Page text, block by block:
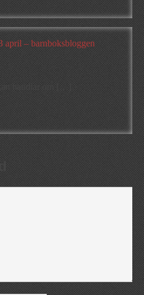
april – barnboksbloggen
handlar om […]